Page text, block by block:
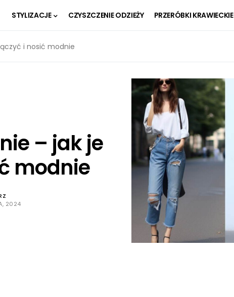
STYLIZACJE CZYSZCZENIE ODZIEŻY PRZERÓBKI KRAWIECKIE
i nosić modnie
– jak je
modnie
2024